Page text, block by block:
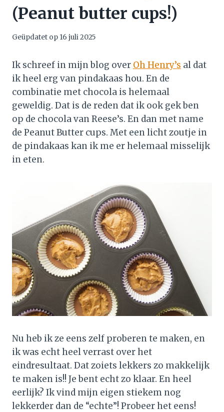
(Peanut butter cups!)
Geüpdatet op 16 juli 2025
Ik schreef in mijn blog over Oh Henry’s al dat
ik heel erg van pindakaas hou. En de
combinatie met chocola is helemaal
geweldig. Dat is de reden dat ik ook gek ben
op de chocola van Reese’s. En dan met name
de Peanut Butter cups. Met een licht zoutje in
de pindakaas kan ik me er helemaal misselijk
in eten.
Nu heb ik ze eens zelf proberen te maken, en
ik was echt heel verrast over het
eindresultaat. Dat zoiets lekkers zo makkelijk
te maken is!! Je bent echt zo klaar. En heel
eerlijk? Ik vind mijn eigen stiekem nog
lekkerder dan de “echte”! Probeer het eens!